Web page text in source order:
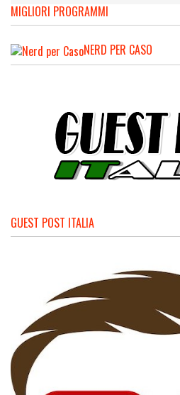
MIGLIORI PROGRAMMI
NERD PER CASO
GUEST POST ITALIA